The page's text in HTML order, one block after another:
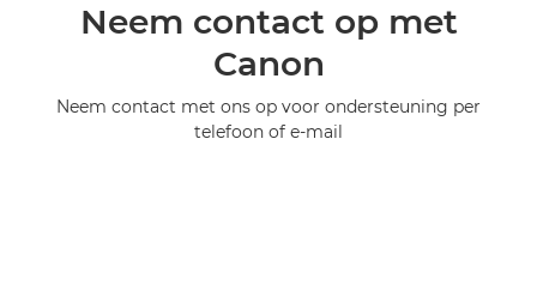
Neem contact op met
Canon
Neem contact met ons op voor ondersteuning per
telefoon of e-mail